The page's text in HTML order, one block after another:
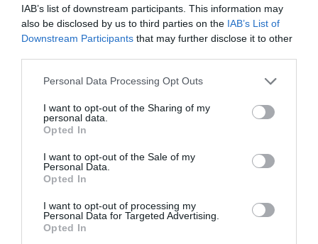
IAB’s list of downstream participants. This information may
also be disclosed by us to third parties on the IAB’s List of
Downstream Participants that may further disclose it to other
Please note that this website/app uses one or more Google
not limited to your visit or usage behaviour. You may click to
grant or deny consent to Google and its third-party tags to
use your data for below specified purposes in below Google
consent section.
Personal Data Processing Opt Outs
I want to opt-out of the Sharing of my
personal data.
Opted In
I want to opt-out of the Sale of my
Personal Data.
Opted In
I want to opt-out of processing my
Personal Data for Targeted Advertising.
Opted In
15.07.2026 12:01
Το κόκκινο φρούτο που μπορεί να μειώσει
ευαισθησία στην ινσουλίνη